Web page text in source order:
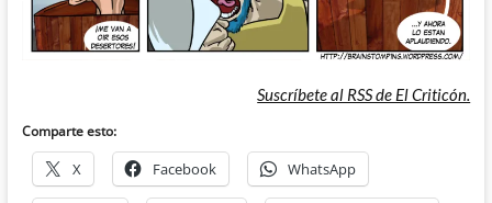
Suscríbete al RSS de El Criticón.
Comparte esto:
X Facebook WhatsApp